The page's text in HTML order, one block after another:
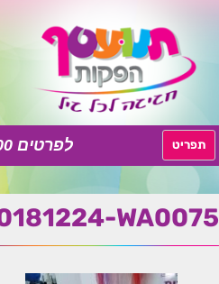
תפריט
לתוכן
WA0075